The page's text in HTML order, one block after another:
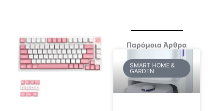
Παρόμοια Άρθρα
SMART HOME &
GARDEN